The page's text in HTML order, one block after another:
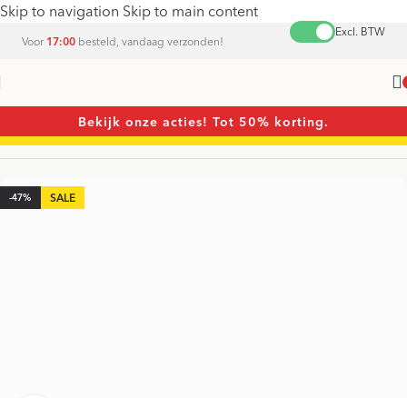
Skip to navigation Skip to main content
Voor 17:00 besteld, vandaag verzonden!
Excl. BTW
Bekijk onze acties! Tot 50% korting.
Home/Schroevendraaiers/Schroevendraaier sets
-47%